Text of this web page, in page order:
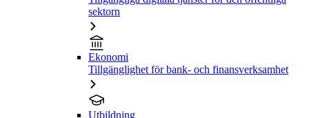
sektorn
Ekonomi
Tillgänglighet för bank- och finansverksamhet
Utbildning